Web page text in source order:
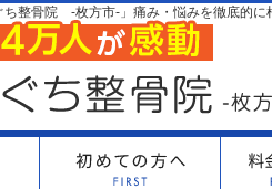
ち整骨院 -枚方市-」痛み・悩みを徹底的に